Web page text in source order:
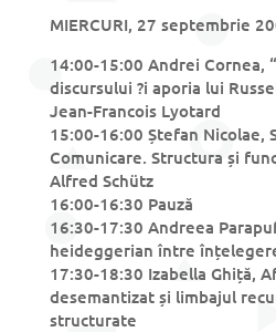
MIERCURI, 27 septembrie
14:00-15:00 Andrei Cornea,
discursului ?i aporia lui
Jean-Francois Lyotard
15:00-16:00 Ștefan Nicolae,
Comunicare. Structura și
Alfred Schütz
16:00-16:30 Pauză
16:30-17:30 Andreea
heideggerian între
17:30-18:30 Izabella Ghiță,
desemantizat și limbajul
structurate